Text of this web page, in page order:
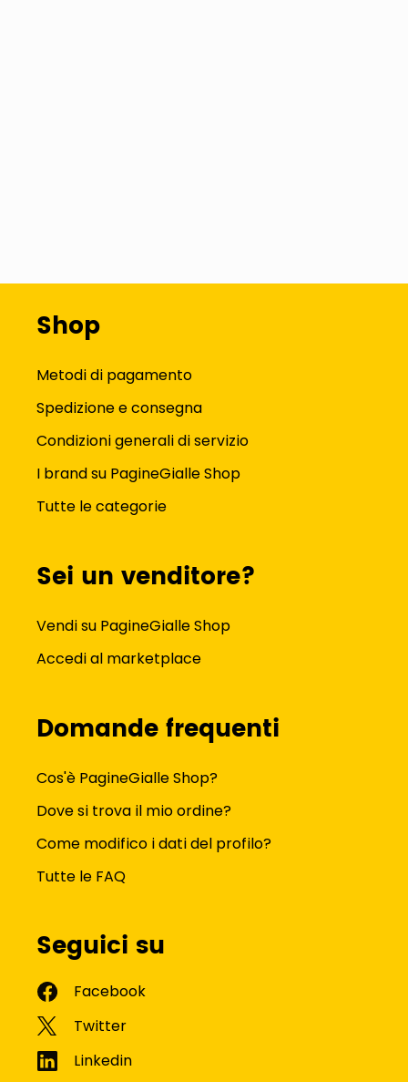
Shop
Metodi di pagamento
Spedizione e consegna
Condizioni generali di servizio
I brand su PagineGialle Shop
Tutte le categorie
Sei un venditore?
Vendi su PagineGialle Shop
Accedi al marketplace
Domande frequenti
Cos'è PagineGialle Shop?
Dove si trova il mio ordine?
Come modifico i dati del profilo?
Tutte le FAQ
Seguici su